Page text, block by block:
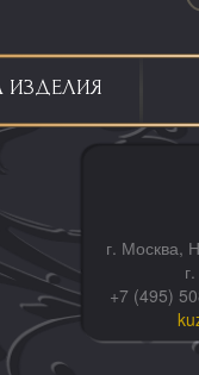
ИЗДЕЛИЯ
г. Москва,
+7 (495)